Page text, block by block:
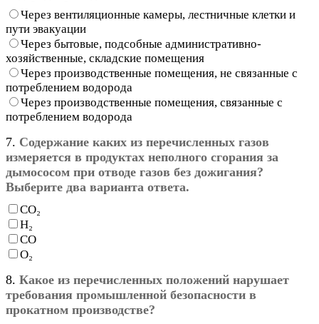
Через вентиляционные камеры, лестничные клетки и
пути эвакуации
Через бытовые, подсобные административно-
хозяйственные, складские помещения
Через производственные помещения, не связанные с
потреблением водорода
Через производственные помещения, связанные с
потреблением водорода
7. Содержание каких из перечисленных газов
измеряется в продуктах неполного сгорания за
дымососом при отводе газов без дожигания?
Выберите два варианта ответа.
СО₂
Н₂
СО
О₂
8. Какое из перечисленных положений нарушает
требования промышленной безопасности в
прокатном производстве?